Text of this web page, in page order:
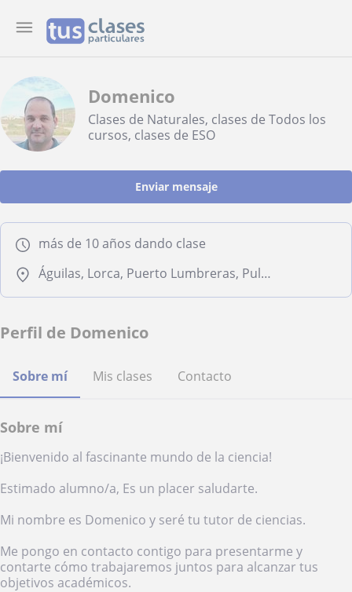
Domenico
Clases de Naturales, clases de Todos los
cursos, clases de ESO
Enviar mensaje
más de 10 años dando clase
Águilas, Lorca, Puerto Lumbreras, Pulpí, Aledo, Totana
Perfil de Domenico
Sobre mí Mis clases Contacto
Sobre mí
¡Bienvenido al fascinante mundo de la ciencia!
Estimado alumno/a, Es un placer saludarte.
Mi nombre es Domenico y seré tu tutor de ciencias.
Me pongo en contacto contigo para presentarme y
contarte cómo trabajaremos juntos para alcanzar tus
objetivos académicos.